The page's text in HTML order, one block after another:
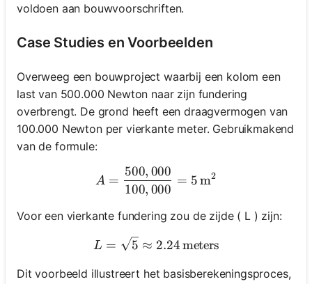
voldoen aan bouwvoorschriften.
Case Studies en Voorbeelden
Overweeg een bouwproject waarbij een kolom een
last van 500.000 Newton naar zijn fundering
overbrengt. De grond heeft een draagvermogen van
100.000 Newton per vierkante meter. Gebruikmakend
van de formule:
A =
A =
100, 000
500, 000
= 5 m2
Voor een vierkante fundering zou de zijde ( L ) zijn:
L = \sqrt{5} \approx
L = 5 ≈ 2.24meters
Dit voorbeeld illustreert het basisberekeningsproces,